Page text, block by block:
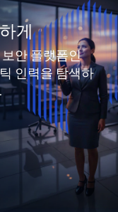
게
보안 플랫폼인
인력을탐색하